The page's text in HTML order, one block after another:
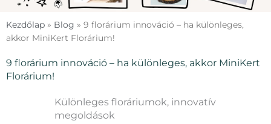
Kezdőlap » Blog » 9 florárium innováció – ha különleges,
akkor MiniKert Florárium!
9 florárium innováció – ha különleges, akkor MiniKert
Florárium!
Különleges floráriumok, innovatív
megoldások